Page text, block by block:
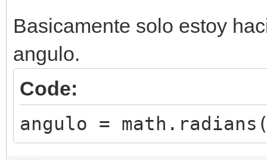
Basicamente solo estoy
angulo.
Code:
angulo =